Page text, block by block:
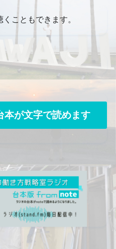
こともできます。
本が文字で読めます